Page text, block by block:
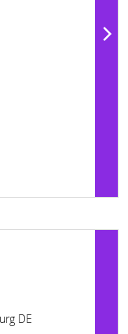
DE